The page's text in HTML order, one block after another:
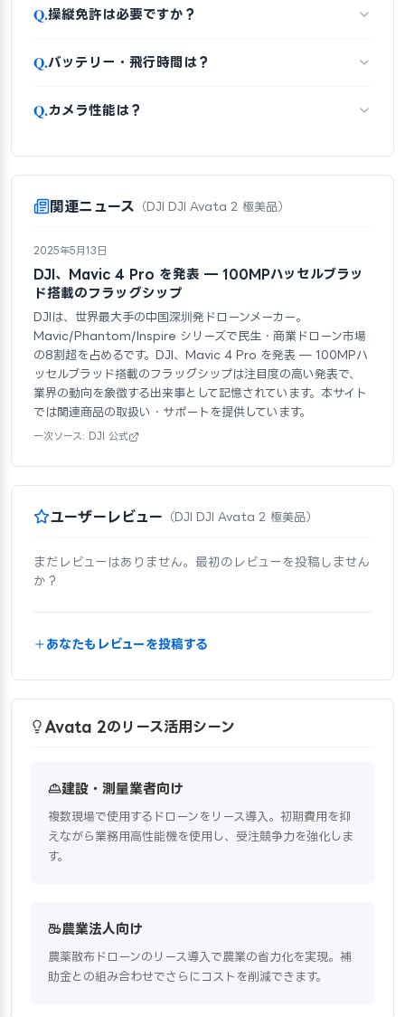
Q.操縦免許は必要ですか？
Q.バッテリー・飛行時間は？
Q.カメラ性能は？
関連ニュース （DJI DJI Avata 2 極美品）
2025年5月13日
DJI、Mavic 4 Pro を発表 — 100MPハッセルブラッ
ド搭載のフラッグシップ
DJIは、世界最大手の中国深圳発ドローンメーカー。
Mavic/Phantom/Inspire シリーズで民生・商業ドローン市場
の8割超を占めるです。DJI、Mavic 4 Pro を発表 — 100MPハ
ッセルブラッド搭載のフラッグシップは注目度の高い発表で、
業界の動向を象徴する出来事として記憶されています。本サイト
では関連商品の取扱い・サポートを提供しています。
一次ソース: DJI 公式
ユーザーレビュー （DJI DJI Avata 2 極美品）
まだレビューはありません。最初のレビューを投稿しません
か？
あなたもレビューを投稿する
Avata 2のリース活用シーン
建設・測量業者向け
複数現場で使用するドローンをリース導入。初期費用を抑
えながら業務用高性能機を使用し、受注競争力を強化しま
す。
農業法人向け
農薬散布ドローンのリース導入で農業の省力化を実現。補
助金との組み合わせでさらにコストを削減できます。